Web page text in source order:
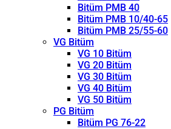
Bitüm PMB 40
Bitüm PMB 10/40-65
Bitüm PMB 25/55-60
VG Bitüm
VG 10 Bitüm
VG 20 Bitüm
VG 30 Bitüm
VG 40 Bitüm
VG 50 Bitüm
PG Bitüm
Bitüm PG 76-22